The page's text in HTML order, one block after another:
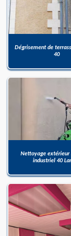
Dégrisement de
40
Nettoyage
industriel 40